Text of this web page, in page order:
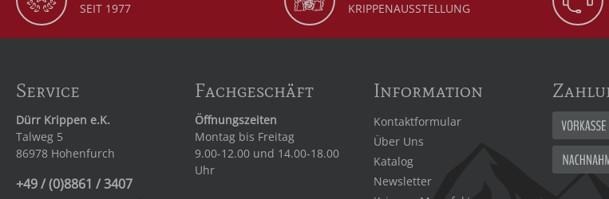
SEIT 1977
KRIPPENAUSSTELLUNG
Service
Dürr Krippen e.K.
Talweg 5
86978 Hohenfurch
+49 / (0)8861 / 3407
Fachgeschäft
Öffnungszeiten
Montag bis Freitag
9.00-12.00 und 14.00-18.00
Uhr
Information
Kontaktformular
Über Uns
Katalog
Newsletter